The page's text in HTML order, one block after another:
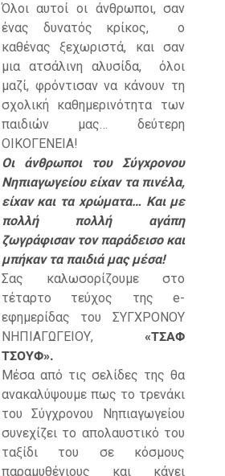
Όλοι αυτοί οι άνθρωποι, σαν
ένας δυνατός κρίκος, ο
καθένας ξεχωριστά, και σαν
μια ατσάλινη αλυσίδα, όλοι
μαζί, φρόντισαν να κάνουν τη
σχολική καθημερινότητα των
παιδιών μας… δεύτερη
ΟΙΚΟΓΕΝΕΙΑ!
Οι άνθρωποι του Σύγχρονου
Νηπιαγωγείου είχαν τα πινέλα,
είχαν και τα χρώματα… Και με
πολλή πολλή αγάπη
ζωγράφισαν τον παράδεισο και
μπήκαν τα παιδιά μας μέσα!
Σας καλωσορίζουμε στο
τέταρτο τεύχος της e-
εφημερίδας του ΣΥΓΧΡΟΝΟΥ
ΝΗΠΙΑΓΩΓΕΙΟΥ,«ΤΣΑΦ
ΤΣΟΥΦ».
Μέσα από τις σελίδες της θα
ανακαλύψουμε πως το τρενάκι
του Σύγχρονου Νηπιαγωγείου
συνεχίζει το απολαυστικό του
ταξίδι του σε κόσμους
παραμυθένιους και κάνει